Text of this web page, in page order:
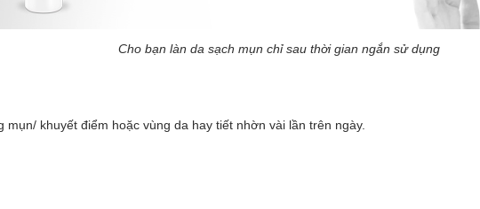
Cho bạn làn da sạch mụn chỉ sau thời gian ngắn sử dụng
khuyết điểm hoặc vùng da hay tiết nhờn vài lần trên ngày.